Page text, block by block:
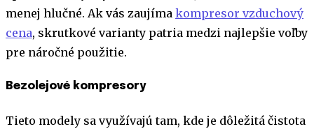
menej hlučné. Ak vás zaujíma kompresor vzduchový
cena, skrutkové varianty patria medzi najlepšie voľby
pre náročné použitie.
Bezolejové kompresory
Tieto modely sa využívajú tam, kde je dôležitá čistota